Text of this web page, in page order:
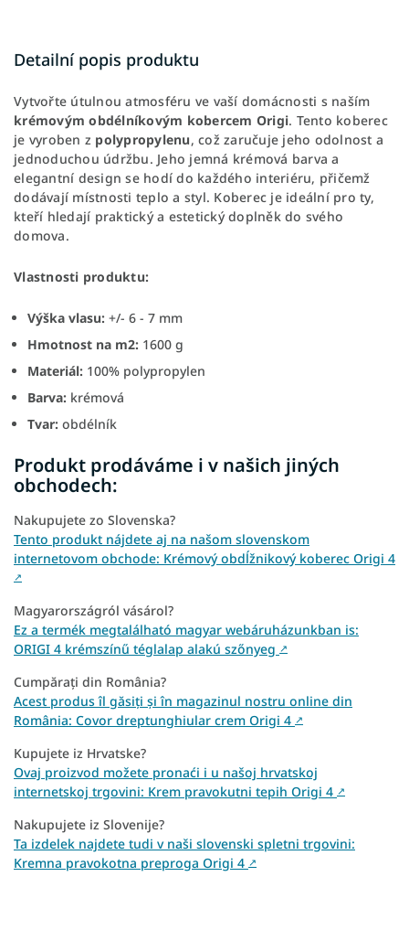
Detailní popis produktu
Vytvořte útulnou atmosféru ve vaší domácnosti s naším
krémovým obdélníkovým kobercem Origi. Tento koberec
je vyroben z polypropylenu, což zaručuje jeho odolnost a
jednoduchou údržbu. Jeho jemná krémová barva a
elegantní design se hodí do každého interiéru, přičemž
dodávají místnosti teplo a styl. Koberec je ideální pro ty,
kteří hledají praktický a estetický doplněk do svého
domova.
Vlastnosti produktu:
Výška vlasu: +/- 6 - 7 mm
Hmotnost na m2: 1600 g
Materiál: 100% polypropylen
Barva: krémová
Tvar: obdélník
Produkt prodáváme i v našich jiných
obchodech:
Nakupujete zo Slovenska?
Tento produkt nájdete aj na našom slovenskom
internetovom obchode: Krémový obdĺžnikový koberec Origi 4
↗
Magyarországról vásárol?
Ez a termék megtalálható magyar webáruházunkban is:
ORIGI 4 krémszínű téglalap alakú szőnyeg ↗
Cumpărați din România?
Acest produs îl găsiți și în magazinul nostru online din
România: Covor dreptunghiular crem Origi 4 ↗
Kupujete iz Hrvatske?
Ovaj proizvod možete pronaći i u našoj hrvatskoj
internetskoj trgovini: Krem pravokutni tepih Origi 4 ↗
Nakupujete iz Slovenije?
Ta izdelek najdete tudi v naši slovenski spletni trgovini:
Kremna pravokotna preproga Origi 4 ↗